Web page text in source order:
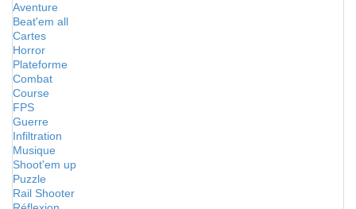
Aventure
Beat'em all
Cartes
Horror
Plateforme
Combat
Course
FPS
Guerre
Infiltration
Musique
Shoot'em up
Puzzle
Rail Shooter